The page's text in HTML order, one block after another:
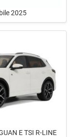
2025
E TSI R-LINE